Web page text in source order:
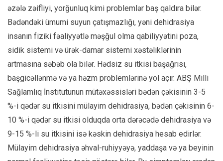
əzələ zəifliyi, yorğunluq kimi problemlər baş qaldıra bilər.
Bədəndəki ümumi suyun çatışmazlığı, yəni dehidrasiya
insanın fiziki fəaliyyətlə məşğul olma qabiliyyətini poza,
sidik sistemi və ürək-damar sistemi xəstəliklərinin
artmasına səbəb ola bilər. Hədsiz su itkisi başağrısı,
başgicəllənmə və ya həzm problemlərinə yol açır. ABŞ Milli
Sağlamlıq İnstitutunun mütəxəssisləri bədən çəkisinin 3-5
%-i qədər su itkisini mülayim dehidrasiya, bədən çəkisinin 6-
10 %-i qədər su itkisi olduqda orta dərəcədə dehidrasiya və
9-15 %-li su itkisini isə kəskin dehidrasiya hesab edirlər.
Mülayim dehidrasiya əhval-ruhiyyəyə, yaddaşa və ya beyinin